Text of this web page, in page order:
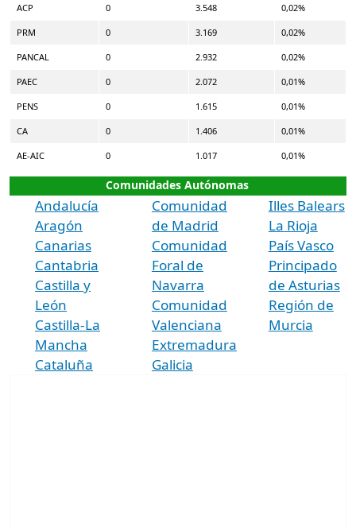
ACP 0 3.548 0,02%
PRM 0 3.169 0,02%
PANCAL 0 2.932 0,02%
PAEC 0 2.072 0,01%
PENS 0 1.615 0,01%
CA 0 1.406 0,01%
AE-AIC 0 1.017 0,01%
Comunidades Autónomas
Andalucía
Aragón
Canarias
Cantabria
Castilla y
León
Castilla-La
Mancha
Cataluña
Comunidad
de Madrid
Comunidad
Foral de
Navarra
Comunidad
Valenciana
Extremadura
Galicia
Illes Balears
La Rioja
País Vasco
Principado
de Asturias
Región de
Murcia